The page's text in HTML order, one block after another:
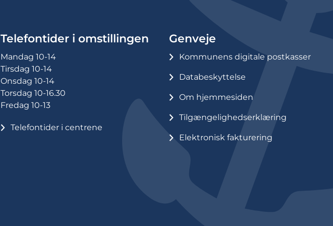
Telefontider i omstillingen
Mandag 10-14
Tirsdag 10-14
Onsdag 10-14
Torsdag 10-16.30
Fredag 10-13
Telefontider i centrene
Genveje
Kommunens digitale postkasser
Databeskyttelse
Om hjemmesiden
Tilgængelighedserklæring
Elektronisk fakturering